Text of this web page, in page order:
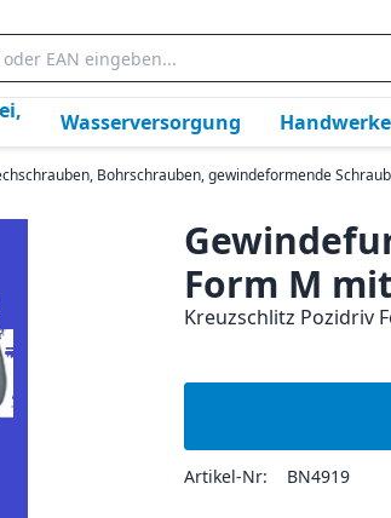
Wasserversorgung
Bohrschrauben, gewindeformende
Form M
Kreuzschlitz Pozidriv
Artikel-Nr: BN4919